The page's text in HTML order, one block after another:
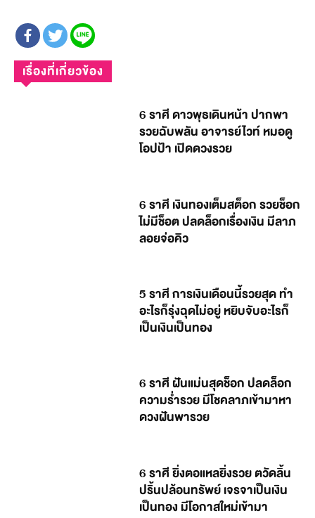
เรื่องที่เกี่ยวข้อง
6 ราศี ดาวพุธเดินหน้า ปากพา
รวยฉับพลัน อาจารย์ไวท์ หมอดู
โอปป้า เปิดดวงรวย
6 ราศี เงินทองเต็มสต็อก รวยช็อก
ไม่มีช็อต ปลดล็อกเรื่องเงิน มีลาภ
ลอยจ่อคิว
5 ราศี การเงินเดือนนี้รวยสุด ทำ
อะไรก็รุ่งฉุดไม่อยู่ หยิบจับอะไรก็
เป็นเงินเป็นทอง
6 ราศี ฝันแม่นสุดช็อก ปลดล็อก
ความร่ำรวย มีโชคลาภเข้ามาหา
ดวงฝันพารวย
6 ราศี ยิ่งตอแหลยิ่งรวย ตวัดลิ้น
ปริ้นปล้อนทรัพย์ เจรจาเป็นเงิน
เป็นทอง มีโอกาสใหม่เข้ามา